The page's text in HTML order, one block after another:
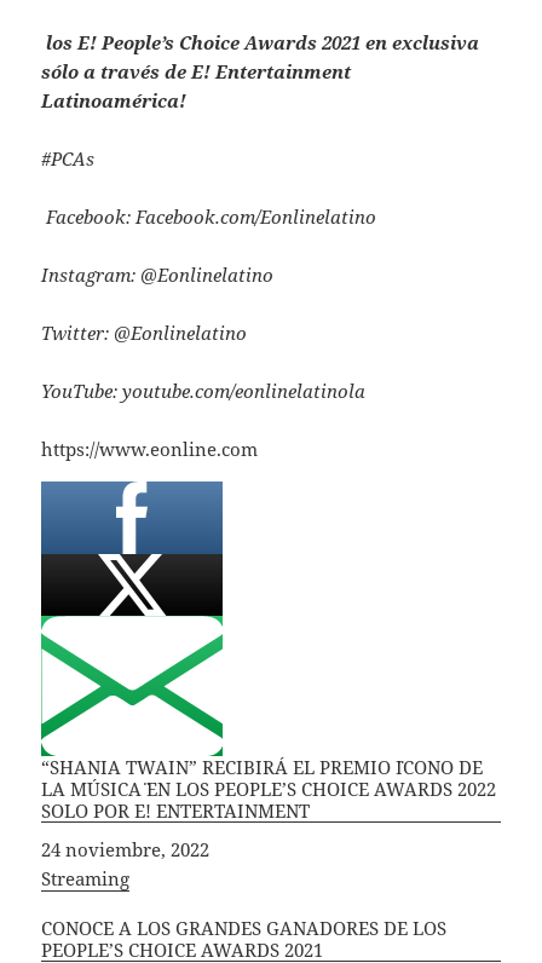
los E! People’s Choice Awards 2021 en exclusiva
sólo a través de E! Entertainment
Latinoamérica!
#PCAs
Facebook: Facebook.com/Eonlinelatino
Instagram: @Eonlinelatino
Twitter: @Eonlinelatino
YouTube: youtube.com/eonlinelatinola
https://www.eonline.com
“SHANIA TWAIN” RECIBIRÁ EL PREMIO ¨ICONO DE
LA MÚSICA¨ EN LOS PEOPLE’S CHOICE AWARDS 2022
SOLO POR E! ENTERTAINMENT
Fecha
24 noviembre, 2022
In relation to
Streaming
CONOCE A LOS GRANDES GANADORES DE LOS
PEOPLE’S CHOICE AWARDS 2021